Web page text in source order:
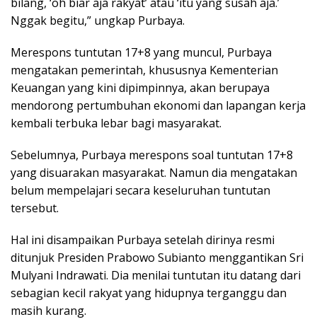
Nggak begitu,” ungkap Purbaya.
Merespons tuntutan 17+8 yang muncul, Purbaya
mengatakan pemerintah, khususnya Kementerian
Keuangan yang kini dipimpinnya, akan berupaya
mendorong pertumbuhan ekonomi dan lapangan kerja
kembali terbuka lebar bagi masyarakat.
Sebelumnya, Purbaya merespons soal tuntutan 17+8
yang disuarakan masyarakat. Namun dia mengatakan
belum mempelajari secara keseluruhan tuntutan
tersebut.
Hal ini disampaikan Purbaya setelah dirinya resmi
ditunjuk Presiden Prabowo Subianto menggantikan Sri
Mulyani Indrawati. Dia menilai tuntutan itu datang dari
sebagian kecil rakyat yang hidupnya terganggu dan
masih kurang.